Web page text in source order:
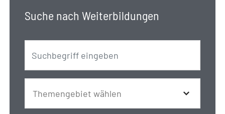
Suche nach Weiterbildungen